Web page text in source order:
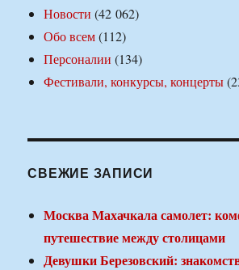
Новости (42 062)
Обо всем(112)
Персоналии (134)
Фестивали, конкурсы, концерты
СВЕЖИЕ ЗАПИСИ
Москва Махачкала самолет:
путешествие между столицами
Девушки Березовский: